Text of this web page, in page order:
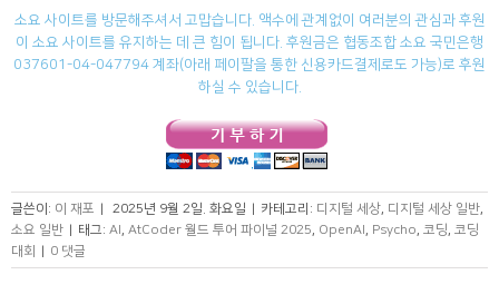
소요 사이트를 방문해주셔서 고맙습니다. 액수에 관계없이 여러분의 관심과 후원
이 소요 사이트를 유지하는 데 큰 힘이 됩니다. 후원금은 협동조합 소요 국민은행
037601-04-047794 계좌(아래 페이팔을 통한 신용카드결제로도 가능)로 후원
하실 수 있습니다.
글쓴이: 이 재포 | 2025년 9월 2일. 화요일 | 카테고리: 디지털 세상, 디지털 세상 일반,
소요 일반 | 태그: AI, AtCoder 월드 투어 파이널 2025, OpenAI, Psycho, 코딩, 코딩
대회
| 0 댓글